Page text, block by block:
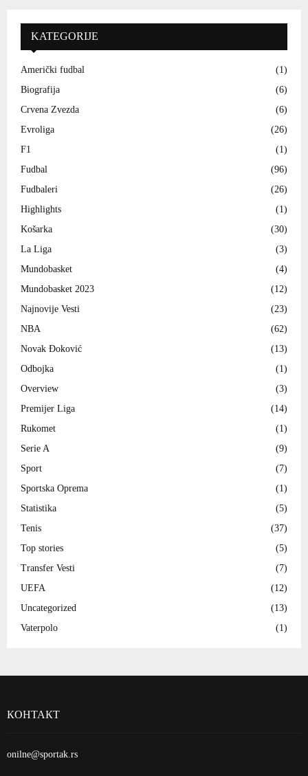
KATEGORIJE
Američki fudbal
(1)
Biografija
(6)
Crvena Zvezda
(6)
Evroliga
(26)
F1
(1)
Fudbal
(96)
Fudbaleri
(26)
Highlights
(1)
Košarka
(30)
La Liga
(3)
Mundobasket
(4)
Mundobasket 2023
(12)
Najnovije Vesti
(23)
NBA
(62)
Novak Đoković
(13)
Odbojka
(1)
Overview
(3)
Premijer Liga
(14)
Rukomet
(1)
Serie A
(9)
Sport
(7)
Sportska Oprema
(1)
Statistika
(5)
Tenis
(37)
Top stories
(5)
Transfer Vesti
(7)
UEFA
(12)
Uncategorized
(13)
Vaterpolo
(1)
КОНТАКТ
onilne@sportak.rs